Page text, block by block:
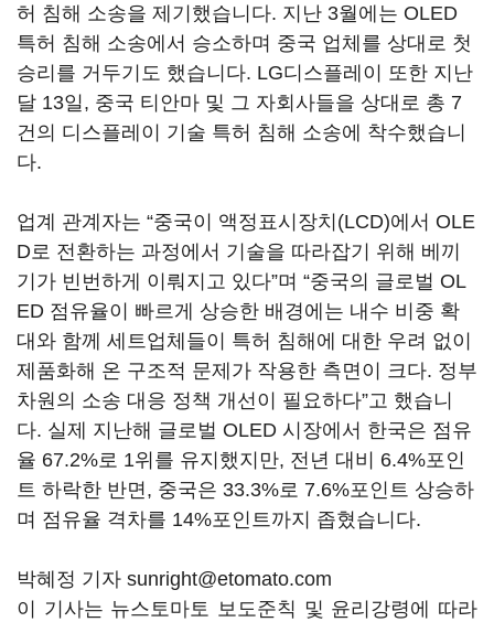
허 침해 소송을 제기했습니다. 지난 3월에는 OLED
특허 침해 소송에서 승소하며 중국 업체를 상대로 첫
승리를 거두기도 했습니다. LG디스플레이 또한 지난
달 13일, 중국 티안마 및 그 자회사들을 상대로 총 7
건의 디스플레이 기술 특허 침해 소송에 착수했습니
다.
업계 관계자는 “중국이 액정표시장치(LCD)에서 OLE
D로 전환하는 과정에서 기술을 따라잡기 위해 베끼
기가 빈번하게 이뤄지고 있다”며 “중국의 글로벌 OL
ED 점유율이 빠르게 상승한 배경에는 내수 비중 확
대와 함께 세트업체들이 특허 침해에 대한 우려 없이
제품화해 온 구조적 문제가 작용한 측면이 크다. 정부
차원의 소송 대응 정책 개선이 필요하다”고 했습니
다. 실제 지난해 글로벌 OLED 시장에서 한국은 점유
율 67.2%로 1위를 유지했지만, 전년 대비 6.4%포인
트 하락한 반면, 중국은 33.3%로 7.6%포인트 상승하
며 점유율 격차를 14%포인트까지 좁혔습니다.
박혜정 기자 sunright@etomato.com
이 기사는 뉴스토마토 보도준칙 및 윤리강령에 따라